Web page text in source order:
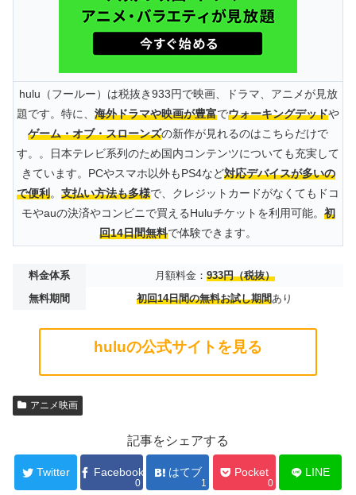
hulu（フールー）は税抜き933円で映画、ドラマ、アニメが見放
題です。特に、 海外ドラマや映画が豊富でウォーキングデッドや
ゲーム・オブ・スローンズの新作が見れるのはこちらだけで
す。。日本テレビ系列のため国内コンテンツについても充実して
きています。PCやスマホ以外もPS4など対応デバイスが多いの
で便利。 支払い方法も多様で、クレジットカードがなくてもドコ
モやauの決済やコンビニで買えるHuluチケットを利用可能。 初
回14日間無料で体験できます。
料金体系 月額料金： 933円（税抜）
無料期間
初回14日間の無料お試し期間あり
huluの公式サイトを見る
アニメ映画
記事をシェアする
Twitter Facebook
0
はてブ
1
Pocket
0
LINE